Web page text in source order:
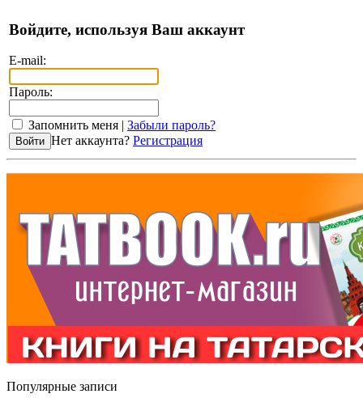
Войдите, используя Ваш аккаунт
E-mail:
Пароль:
Запомнить меня | Забыли пароль?
Нет аккаунта? Регистрация
Популярные записи